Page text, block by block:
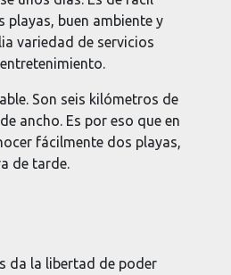
playas, buen ambiente y
variedad de servicios
Son seis kilómetros de
ancho. Es por eso que en
fácilmente dos playas,
de tarde.
da la libertad de poder